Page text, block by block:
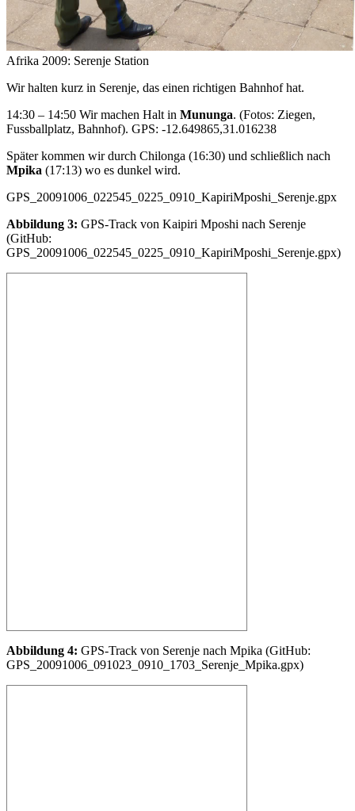
Afrika 2009: Serenje Station
Wir halten kurz in Serenje, das einen richtigen Bahnhof hat.
14:30 – 14:50 Wir machen Halt in Mununga. (Fotos: Ziegen,
Fussballplatz, Bahnhof). GPS: -12.649865,31.016238
Später kommen wir durch Chilonga (16:30) und schließlich nach
Mpika (17:13) wo es dunkel wird.
GPS_20091006_022545_0225_0910_KapiriMposhi_Serenje.gpx
Abbildung 3: GPS-Track von Kaipiri Mposhi nach Serenje
(GitHub:
GPS_20091006_022545_0225_0910_KapiriMposhi_Serenje.gpx)
Abbildung 4: GPS-Track von Serenje nach Mpika (GitHub:
GPS_20091006_091023_0910_1703_Serenje_Mpika.gpx)